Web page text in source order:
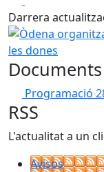
Darrera
Òdena organitza
Documents
Programació
RSS
L'actualitat a un
Avisos